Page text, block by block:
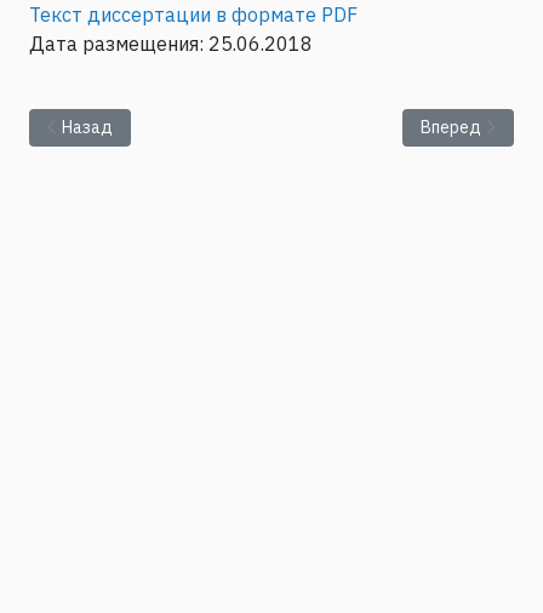
Текст диссертации в формате PDF
Дата размещения: 25.06.2018
Предыдущий: Представление текста диссертации Мизевым
Назад Следующий:
Вперед